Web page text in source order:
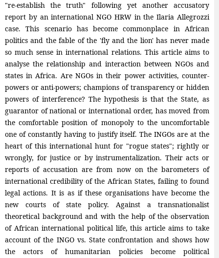
"re-establish the truth" following yet another accusatory
report by an international NGO HRW in the Ilaria Allegrozzi
case. This scenario has become commonplace in African
politics and the fable of the 'fly and the lion' has never made
so much sense in international relations. This article aims to
analyse the relationship and interaction between NGOs and
states in Africa. Are NGOs in their power activities, counter-
powers or anti-powers; champions of transparency or hidden
powers of interference? The hypothesis is that the State, as
guarantor of national or international order, has moved from
the comfortable position of monopoly to the uncomfortable
one of constantly having to justify itself. The INGOs are at the
heart of this international hunt for "rogue states"; rightly or
wrongly, for justice or by instrumentalization. Their acts or
reports of accusation are from now on the barometers of
international credibility of the African States, failing to found
legal actions. It is as if these organisations have become the
new courts of state policy. Against a transnationalist
theoretical background and with the help of the observation
of African international political life, this article aims to take
account of the INGO vs. State confrontation and shows how
the actors of humanitarian policies become political